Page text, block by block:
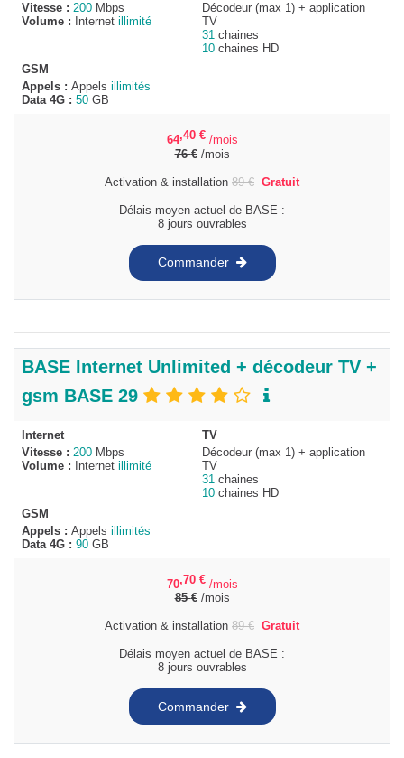
Vitesse : 200 Mbps
Volume :
Internet illimité
Décodeur (max 1) + application
TV
31 chaines
10 chaines HD
GSM
Appels : Appels illimités
Data 4G : 50 GB
64,40 € /mois
76€/mois
Activation & installation 89€ Gratuit
Délais moyen actuel de BASE :
8 jours ouvrables
Commander
BASE Internet Unlimited + décodeur TV +
gsm BASE 29
Internet
Vitesse : 200 Mbps
Volume : Internet illimité
TV
Décodeur (max 1) + application
TV
31 chaines
10 chaines HD
GSM
Appels : Appels illimités
Data 4G : 90 GB
70,70 € /mois
85€/mois
Activation & installation 89€ Gratuit
Délais moyen actuel de BASE :
8 jours ouvrables
Commander